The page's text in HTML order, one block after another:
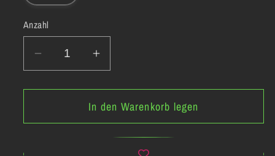
Anzahl
Verringere
Menge
Blingpoint
Erhöhe
Menge
für
Blingpoint
In den Warenkorb legen